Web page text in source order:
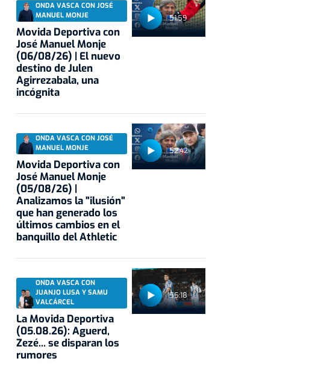
51:59
ONDA VASCA CON JOSÉ
MANUEL MONJE
Movida Deportiva con
José Manuel Monje
(06/08/26) | El nuevo
destino de Julen
Agirrezabala, una
incógnita
52:42
ONDA VASCA CON JOSÉ
MANUEL MONJE
Movida Deportiva con
José Manuel Monje
(05/08/26) |
Analizamos la "ilusión"
que han generado los
últimos cambios en el
banquillo del Athletic
55:18
ONDA VASCA CON
JUANJO LUSA Y SAMU
VALCÁRCEL
La Movida Deportiva
(05.08.26): Aguerd,
Zezé... se disparan los
rumores